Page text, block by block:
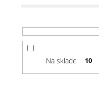
a
n
Na sklade 10